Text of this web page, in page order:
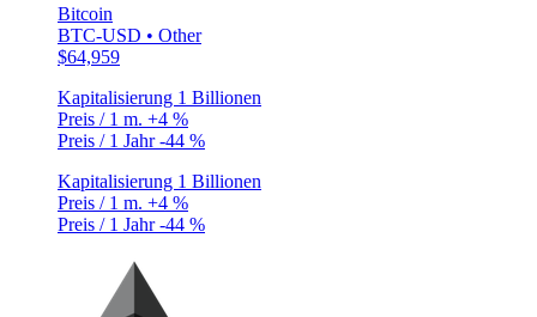
Bitcoin
BTC-USD • Other
$64,959
Kapitalisierung 1 Billionen
Preis / 1 m. +4 %
Preis / 1 Jahr-44 %
Kapitalisierung 1 Billionen
Preis / 1 m. +4 %
Preis / 1 Jahr-44 %